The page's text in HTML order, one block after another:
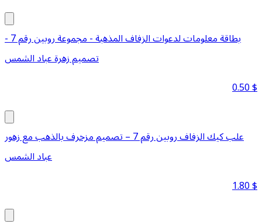
بطاقة معلومات لدعوات الزفاف المذهبة - مجموعة روبين رقم 7 -
تصميم زهرة عباد الشمس
0.50$
علب كيك الزفاف روبين رقم 7 – تصميم مزخرف بالذهب مع زهور
عباد الشمس
1.80$